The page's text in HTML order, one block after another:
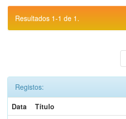
Resultados 1-1 de 1.
Registos:
Data
Título